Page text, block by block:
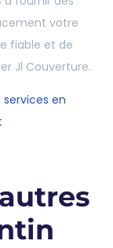
votre
fiable et de
Jl Couverture.
services en